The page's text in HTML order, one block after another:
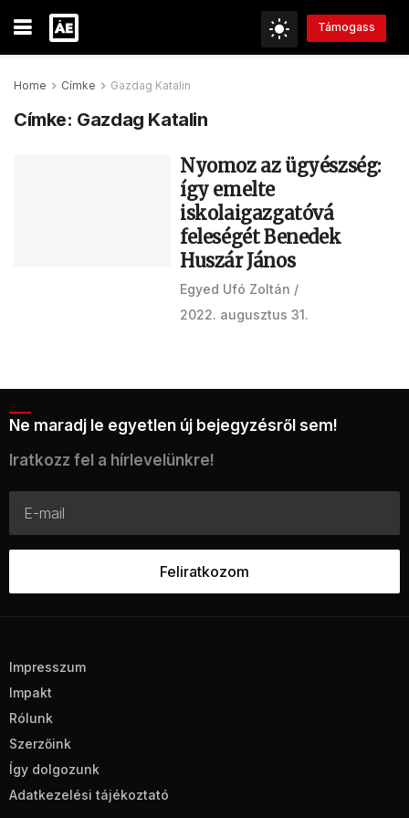
Támogass
Home Címke Gazdag Katalin
Címke: Gazdag Katalin
Nyomoz az ügyészség:
így emelte
iskolaigazgatóvá
feleségét Benedek
Huszár János
Egyed Ufó Zoltán
2022. augusztus 31.
Ne maradj le egyetlen új bejegyzésről sem!
Iratkozz fel a hírlevelünkre!
Impresszum
Impakt
Rólunk
Szerzőink
Így dolgozunk
Adatkezelési tájékoztató